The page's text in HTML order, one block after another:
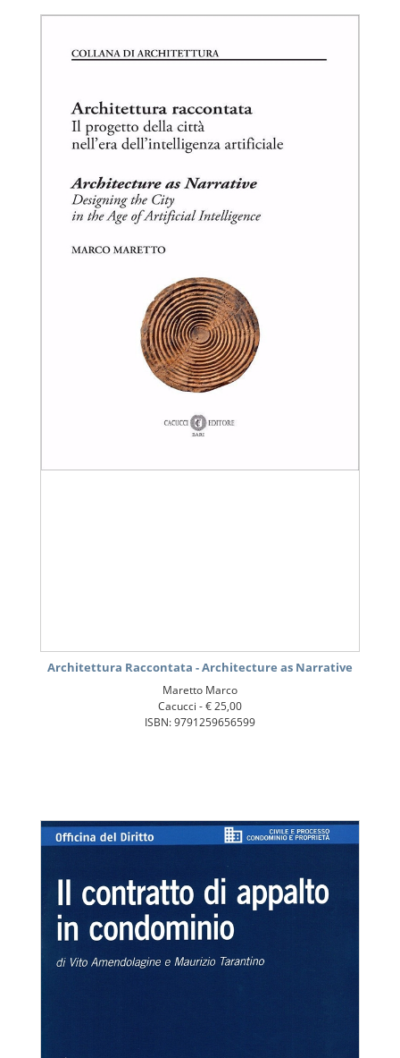
Architettura Raccontata - Architecture as Narrative
Maretto Marco
Cacucci -€ 25,00
ISBN: 9791259656599